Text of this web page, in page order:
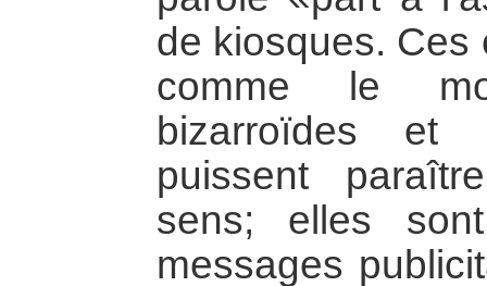
de kiosques. Ces
comme le
bizarroïdes et
puissent
sens; elles
messages